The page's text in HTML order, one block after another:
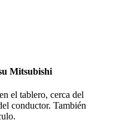
Mitsubishi
el tablero, cerca del
conductor. También